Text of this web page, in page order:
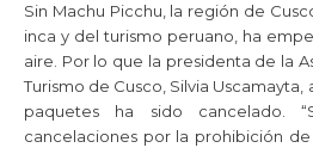
Sin Machu Picchu, la región de
inca y del turismo peruano, ha
aire. Por lo que la presidenta de la
Turismo de Cusco, Silvia
paquetes ha sido cancelado.
cancelaciones por la prohibición